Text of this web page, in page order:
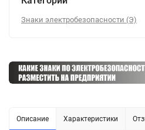
Знаки электробезопасности (Э)
Описание Характеристики